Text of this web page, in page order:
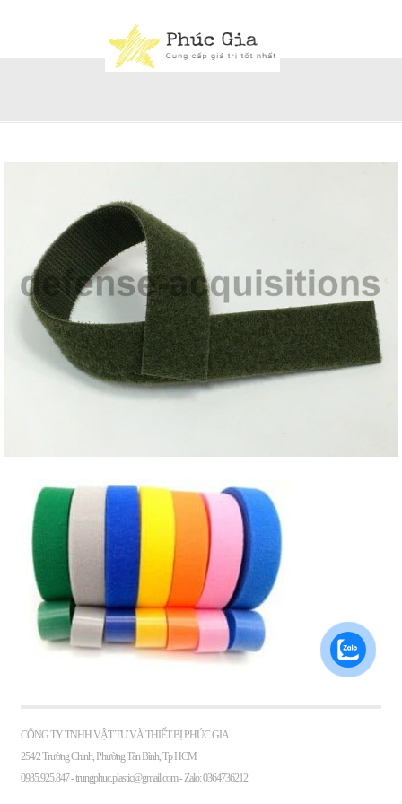
CÔNG TY TNHH VẬT TƯ VÀ THIẾT BỊ PHÚC GIA
254/2 Trường Chinh, Phường Tân Bình, Tp HCM
0935.925.847 -trungphuc.plastic@gmail.com- Zalo: 0364736212